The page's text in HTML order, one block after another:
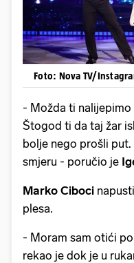
Foto: Nova TV/
- Možda ti
Štogod ti da taj žar
bolje nego prošli put.
smjeru - poručio je
Marko Ciboci
plesa.
- Moram sam otići
rekao je dok je u